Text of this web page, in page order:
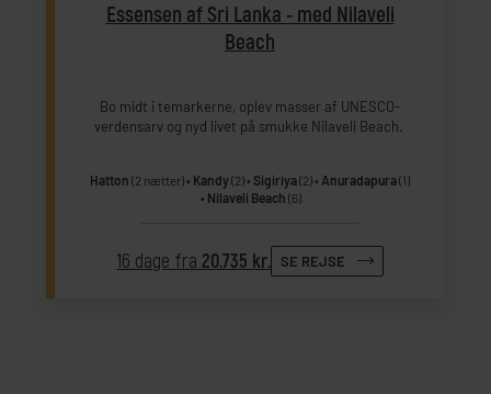
Essensen af Sri Lanka - med Nilaveli
Beach
Bo midt i temarkerne, oplev masser af UNESCO-
verdensarv og nyd livet på smukke Nilaveli Beach.
Hatton (2 nætter) Kandy(2) Sigiriya(2) Anuradapura(1)
Nilaveli Beach (6)
16 dage fra20.735 kr. SE REJSE